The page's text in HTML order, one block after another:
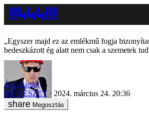
„Egyszer majd ez az emlékmű fogja
bedeszkázott ég alatt nem csak a szemetek
Ács Dániel
MŰVÉSZET
2024. március 24. 20:36
Megosztás